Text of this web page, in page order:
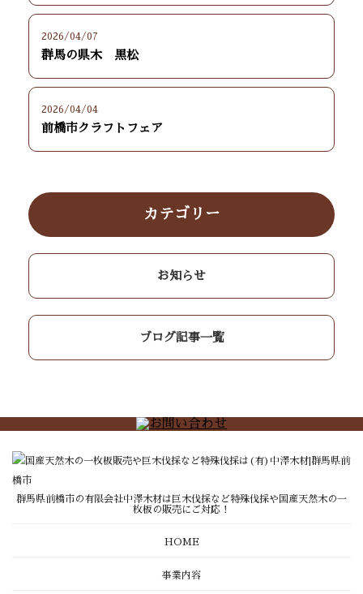
2026/04/07
群馬の県木 黒松
2026/04/04
前橋市クラフトフェア
カテゴリー
お知らせ
ブログ記事一覧
群馬県前橋市の有限会社中澤木材は巨木伐採など特殊伐採や国産天然木の一
枚板の販売にご対応！
HOME
事業内容